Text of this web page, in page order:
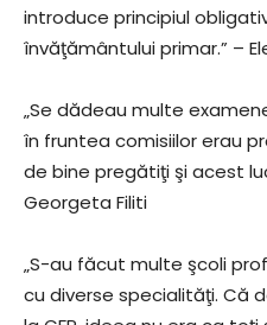
introduce principiul
învăţământului primar.” –
„Se dădeau multe
în fruntea comisiilor erau
de bine pregătiţi şi acest
Georgeta Filiti
„S-au făcut multe şcoli
cu diverse specialităţi. Că